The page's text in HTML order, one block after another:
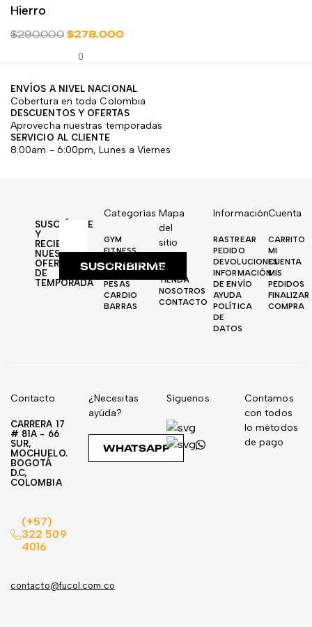
Hierro
$290.000 $278.000
0
ENVÍOS A NIVEL NACIONAL
Cobertura en toda Colombia
DESCUENTOS Y OFERTAS
Aprovecha nuestras temporadas
SERVICIO AL CLIENTE
8:00am - 6:00pm, Lunes a Viernes
SUSCRÍBETE
Y
RECIBE
NUESTRAS
OFERTAS
DE
TEMPORADA
SUSCRIBIRME
Categorías
GYM
FITNESS
AUTOMOTRIZ
DISCOS
PESAS
CARDIO
BARRAS
Mapa
del
sitio
INICIO
TIENDA
NOSOTROS
CONTACTO
Información
RASTREAR
PEDIDO
DEVOLUCIONES
INFORMACIÓN
DE ENVÍO
AYUDA
POLÍTICA
DE
DATOS
Cuenta
CARRITO
MI
CUENTA
MIS
PEDIDOS
FINALIZAR
COMPRA
Contacto
CARRERA 17
# 81A - 66
SUR,
MOCHUELO.
BOGOTÁ
D.C,
COLOMBIA
(+57)
322 509
4016
contacto@fucol.com.co
¿Necesitas
ayúda?
WHATSAPP
Síguenos
Contamos
con todos
lo métodos
de pago